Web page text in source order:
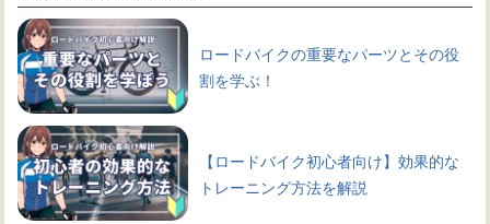
ロードバイクの重要なパーツとその役
割を学ぶ！
【ロードバイク初心者向け】効果的な
トレーニング方法を解説